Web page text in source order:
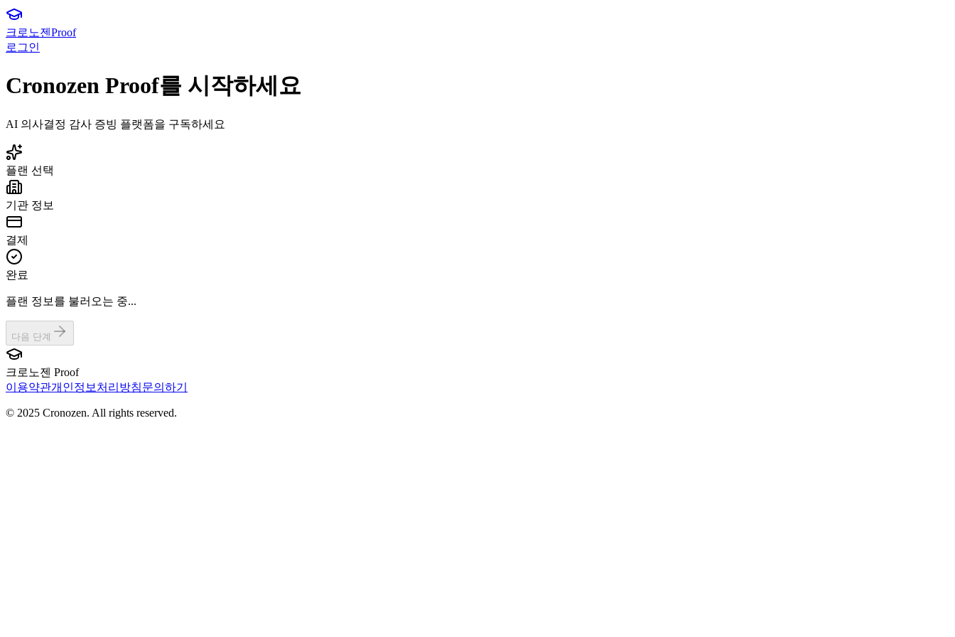
크로노젠 Proof
로그인
Cronozen Proof를 시작하세요
AI 의사결정 감사 증빙 플랫폼을 구독하세요
플랜 선택
기관 정보
결제
완료
플랜 정보를 불러오는 중...
다음 단계
크로노젠 Proof
이용약관개인정보처리방침문의하기
© 2025 Cronozen. All rights reserved.